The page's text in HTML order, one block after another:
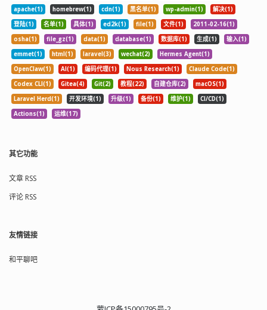
apache(1)
homebrew(1) cdn(1) 黑名单(1) wp-admin(1)
解决(1)
登陆(1)
名单(1) 具体(1) ed2k(1) file(1) 文件(1)
2011-02-16(1)
osha(1)
file_gz(1) data(1) database(1) 数据库(1) 生成(1)
输入(1)
emmet(1)
html(1) laravel(3) wechat(2)
Hermes Agent(1)
OpenClaw(1)
AI(1) 编码代理(1) Nous Research(1)
Claude Code(1)
Codex CLI(1)
Gitea(4) Git(2) 教程(22) 自建仓库(2)
macOS(1)
Laravel Herd(1)
开发环境(1) 升级(1) 备份(1) 维护(1)
CI/CD(1)
Actions(1)
运维(17)
其它功能
文章 RSS
评论 RSS
友情链接
和平聊吧